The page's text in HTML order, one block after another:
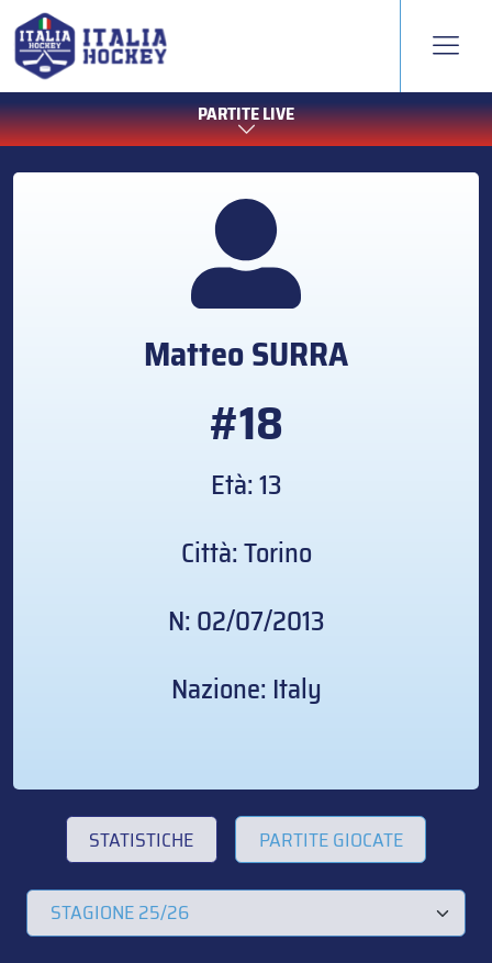
PARTITE LIVE
MatteoSURRA
#18
Età: 13
Città: Torino
N: 02/07/2013
Nazione: Italy
STATISTICHE PARTITE GIOCATE